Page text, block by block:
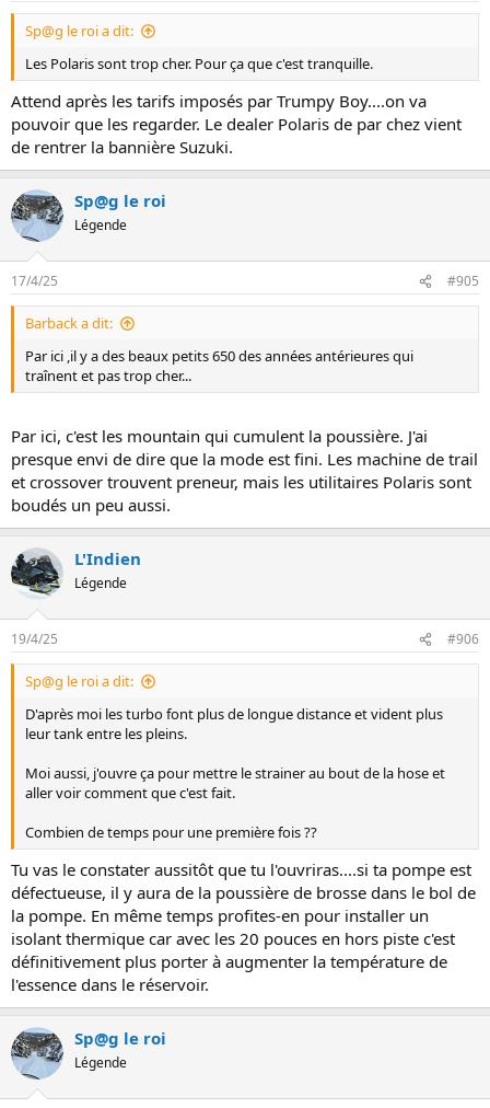
Sp@g le roi a dit:
Les Polaris sont trop cher. Pour ça que c'est tranquille.
Attend après les tarifs imposés par Trumpy Boy....on va
pouvoir que les regarder. Le dealer Polaris de par chez vient
de rentrer la bannière Suzuki.
Sp@g le roi
Légende
17/4/25 #905
Barback a dit:
Par ici ,il y a des beaux petits 650 des années antérieures qui
traînent et pas trop cher...
Par ici, c'est les mountain qui cumulent la poussière. J'ai
presque envi de dire que la mode est fini. Les machine de trail
et crossover trouvent preneur, mais les utilitaires Polaris sont
boudés un peu aussi.
L'Indien
Légende
19/4/25 #906
Sp@g le roi a dit:
D'après moi les turbo font plus de longue distance et vident plus
leur tank entre les pleins.
Moi aussi, j'ouvre ça pour mettre le strainer au bout de la hose et
aller voir comment que c'est fait.
Combien de temps pour une première fois ??
Tu vas le constater aussitôt que tu l'ouvriras....si ta pompe est
défectueuse, il y aura de la poussière de brosse dans le bol de
la pompe. En même temps profites-en pour installer un
isolant thermique car avec les 20 pouces en hors piste c'est
définitivement plus porter à augmenter la température de
l'essence dans le réservoir.
Sp@g le roi
Légende